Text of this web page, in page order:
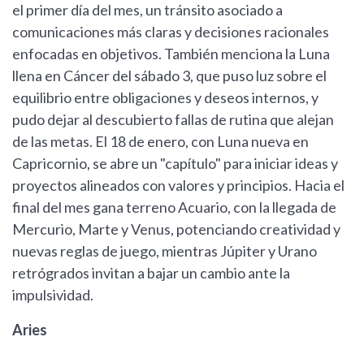
el primer día del mes, un tránsito asociado a
comunicaciones más claras y decisiones racionales
enfocadas en objetivos. También menciona la Luna
llena en Cáncer del sábado 3, que puso luz sobre el
equilibrio entre obligaciones y deseos internos, y
pudo dejar al descubierto fallas de rutina que alejan
de las metas. El 18 de enero, con Luna nueva en
Capricornio, se abre un "capítulo" para iniciar ideas y
proyectos alineados con valores y principios. Hacia el
final del mes gana terreno Acuario, con la llegada de
Mercurio, Marte y Venus, potenciando creatividad y
nuevas reglas de juego, mientras Júpiter y Urano
retrógrados invitan a bajar un cambio ante la
impulsividad.
Aries